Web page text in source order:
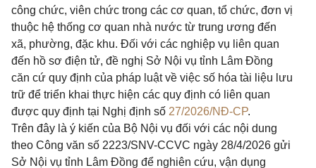
công chức, viên chức trong các cơ quan, tổ chức, đơn vị
thuộc hệ thống cơ quan nhà nước từ trung ương đến
xã, phường, đặc khu. Đối với các nghiệp vụ liên quan
đến hồ sơ điện tử, đề nghị Sở Nội vụ tỉnh Lâm Đồng
căn cứ quy định của pháp luật về việc số hóa tài liệu lưu
trữ để triển khai thực hiện các quy định có liên quan
được quy định tại Nghị định số 27/2026/NĐ-CP.
Trên đây là ý kiến của Bộ Nội vụ đối với các nội dung
theo Công văn số 2223/SNV-CCVC ngày 28/4/2026 gửi
Sở Nội vụ tỉnh Lâm Đồng để nghiên cứu, vận dụng